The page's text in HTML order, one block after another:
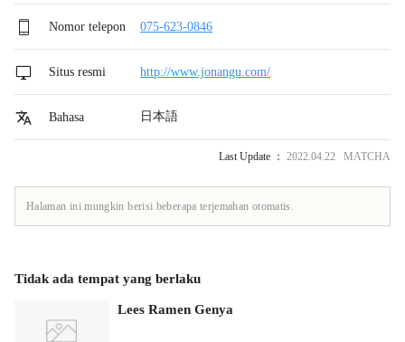
Nomor telepon 075-623-0846
Situs resmi http://www.jonangu.com/
Bahasa 日本語
Last Update ： 2022.04.22 MATCHA
Halaman ini mungkin berisi beberapa terjemahan otomatis.
Tidak ada tempat yang berlaku
Lees Ramen Genya